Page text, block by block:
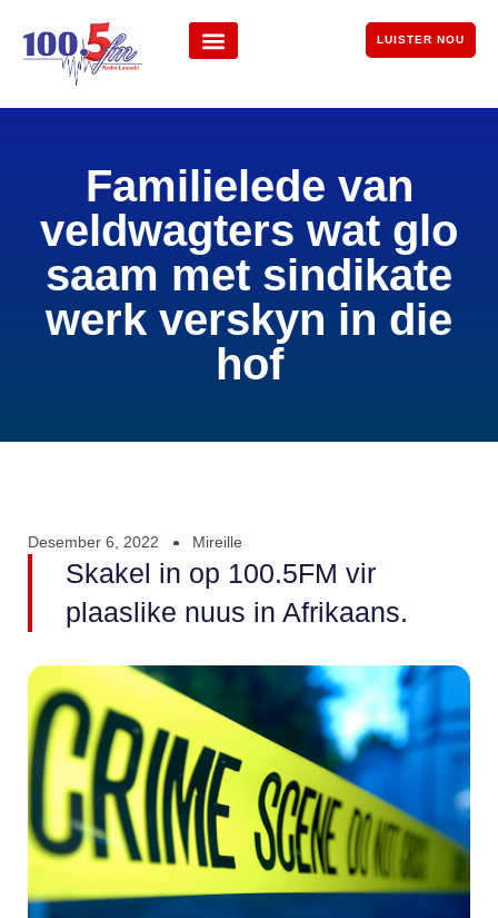
LUISTER NOU
Familielede van
veldwagters wat glo
saam met sindikate
werk verskyn in die
hof
Desember 6, 2022 Mireille
Skakel in op 100.5FM vir
plaaslike nuus in Afrikaans.